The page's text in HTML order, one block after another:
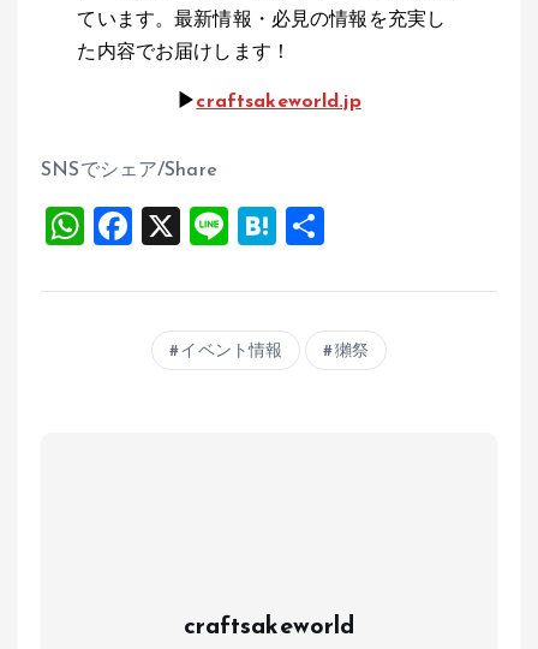
ています。最新情報・必見の情報を充実し
た内容でお届けします！
▶︎craftsakeworld.jp
SNSでシェア/Share
W
at
F
ce
b
X
Li
e
H
e
n
a
イベント情報 獺祭
craftsakeworld